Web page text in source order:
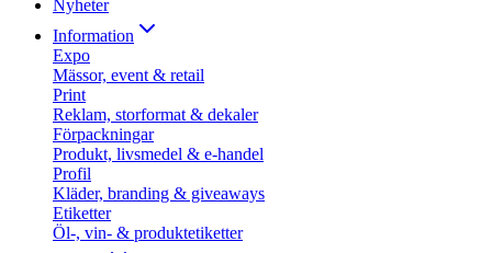
Nyheter
Information
Expo
Mässor, event & retail
Print
Reklam, storformat & dekaler
Förpackningar
Produkt, livsmedel & e-handel
Profil
Kläder, branding & giveaways
Etiketter
Öl-, vin- & produktetiketter